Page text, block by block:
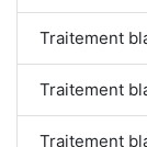
Traitement
Traitement
Traitement